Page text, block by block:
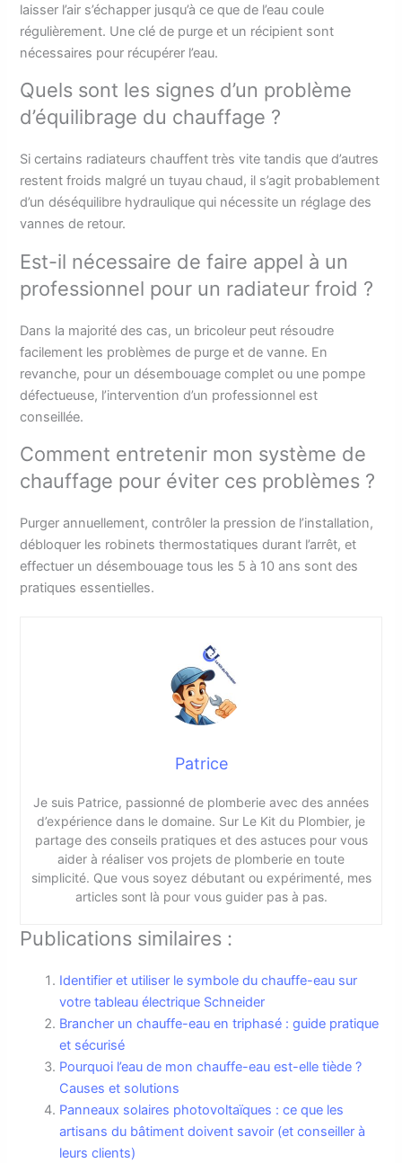
laisser l’air s’échapper jusqu’à ce que de l’eau coule
régulièrement. Une clé de purge et un récipient sont
nécessaires pour récupérer l’eau.
Quels sont les signes d’un problème
d’équilibrage du chauffage ?
Si certains radiateurs chauffent très vite tandis que d’autres
restent froids malgré un tuyau chaud, il s’agit probablement
d’un déséquilibre hydraulique qui nécessite un réglage des
vannes de retour.
Est-il nécessaire de faire appel à un
professionnel pour un radiateur froid ?
Dans la majorité des cas, un bricoleur peut résoudre
facilement les problèmes de purge et de vanne. En
revanche, pour un désembouage complet ou une pompe
défectueuse, l’intervention d’un professionnel est
conseillée.
Comment entretenir mon système de
chauffage pour éviter ces problèmes ?
Purger annuellement, contrôler la pression de l’installation,
débloquer les robinets thermostatiques durant l’arrêt, et
effectuer un désembouage tous les 5 à 10 ans sont des
pratiques essentielles.
Patrice
Je suis Patrice, passionné de plomberie avec des années
d’expérience dans le domaine. Sur Le Kit du Plombier, je
partage des conseils pratiques et des astuces pour vous
aider à réaliser vos projets de plomberie en toute
simplicité. Que vous soyez débutant ou expérimenté, mes
articles sont là pour vous guider pas à pas.
Publications similaires :
Identifier et utiliser le symbole du chauffe-eau sur
votre tableau électrique Schneider
Brancher un chauffe-eau en triphasé : guide pratique
et sécurisé
Pourquoi l’eau de mon chauffe-eau est-elle tiède ?
Causes et solutions
Panneaux solaires photovoltaïques : ce que les
artisans du bâtiment doivent savoir (et conseiller à
leurs clients)